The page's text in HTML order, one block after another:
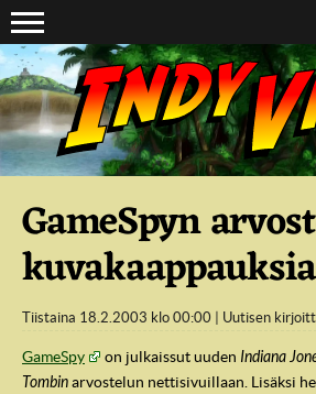
Suoraan sisältöön
GameSpyn
kuvakaappauksia
Tiistaina 18.2.2003 klo 00:00 Uutisen
GameSpy on julkaissut uuden Indiana
Tombinarvostelun nettisivuillaan. Lisäksi